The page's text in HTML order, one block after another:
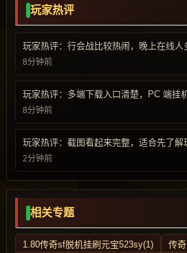
玩家热评
玩家热评：行会战比较热闹，晚上在线人
8分钟前
玩家热评：多端下载入口清楚，PC 端挂
8分钟前
玩家热评：截图看起来完整，适合先了解
2分钟前
相关专题
1.80传奇sf脱机挂刷元宝523sy(1)
传